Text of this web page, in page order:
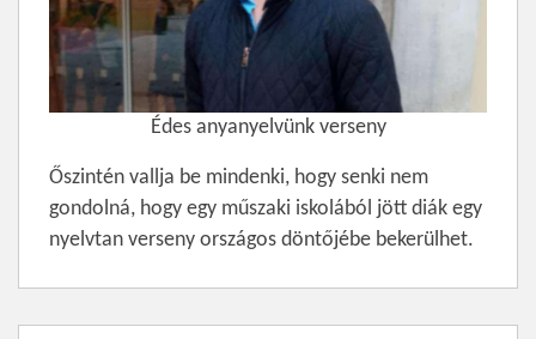
Édes anyanyelvünk verseny
Őszintén vallja be mindenki, hogy senki nem
gondolná, hogy egy műszaki iskolából jött diák egy
nyelvtan verseny országos döntőjébe bekerülhet.